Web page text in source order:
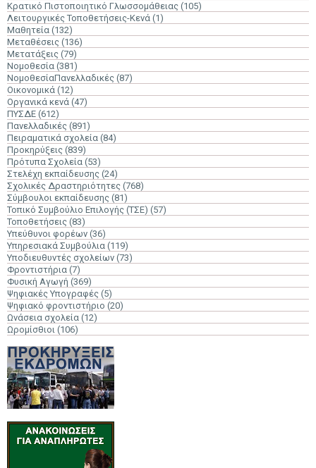
Κρατικό Πιστοποιητικό Γλωσσομάθειας (105)
Λειτουργικές Τοποθετήσεις-Κενά (1)
Μαθητεία (132)
Μεταθέσεις (136)
Μετατάξεις (79)
Νομοθεσία (381)
ΝομοθεσίαΠανελλαδικές (87)
Οικονομικά (12)
Οργανικά κενά (47)
ΠΥΣΔΕ (612)
Πανελλαδικές (891)
Πειραματικά σχολεία (84)
Προκηρύξεις (839)
Πρότυπα Σχολεία (53)
Στελέχη εκπαίδευσης (24)
Σχολικές Δραστηριότητες (768)
Σύμβουλοι εκπαίδευσης (81)
Τοπικό Συμβούλιο Επιλογής (ΤΣΕ) (57)
Τοποθετήσεις (83)
Υπεύθυνοι φορέων (36)
Υπηρεσιακά Συμβούλια (119)
Υποδιευθυντές σχολείων (73)
Φροντιστήρια (7)
Φυσική Αγωγή (369)
Ψηφιακές Υπογραφές (5)
Ψηφιακό φροντιστήριο (20)
Ωνάσεια σχολεία (12)
Ωρομίσθιοι (106)